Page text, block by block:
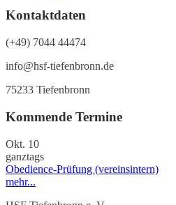
Kontaktdaten
(+49) 7044 44474
info@hsf-tiefenbronn.de
75233 Tiefenbronn
Kommende Termine
Okt. 10
ganztags
Obedience-Prüfung (vereinsintern)
mehr...